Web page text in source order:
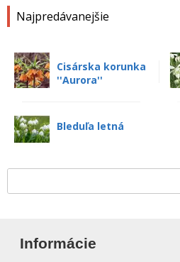
Najpredávanejšie
Cisárska korunka
''Aurora''
Bleduľa letná
Informácie